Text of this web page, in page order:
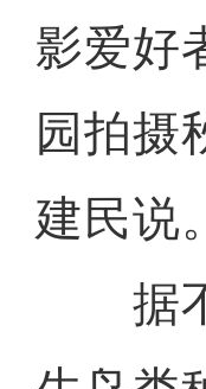
影爱好
园拍摄
建民说。
据不